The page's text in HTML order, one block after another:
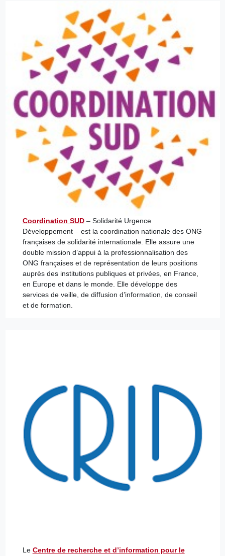
Coordination SUD– Solidarité Urgence
Développement – est la coordination nationale des ONG
françaises de solidarité internationale. Elle assure une
double mission d’appui à la professionnalisation des
ONG françaises et de représentation de leurs positions
auprès des institutions publiques et privées, en France,
en Europe et dans le monde. Elle développe des
services de veille, de diffusion d’information, de conseil
et de formation.
Le Centre de recherche et d’information pour le